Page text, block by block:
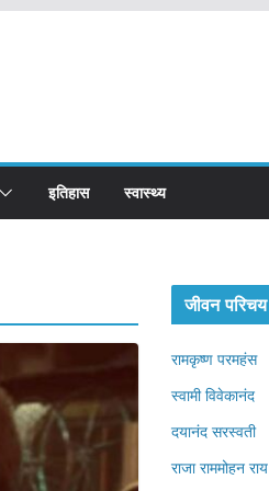
इतिहास स्वास्थ्य
जीवन परिचय
रामकृष्ण परमहंस
स्वामी विवेकानंद
दयानंद सरस्वती
राजा राममोहन राय